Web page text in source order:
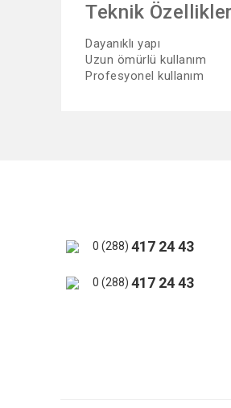
Teknik Özellikler
Dayanıklı yapı
Uzun ömürlü kullanım
Profesyonel kullanım
Bu ürüne benzer farklı
0 (288) 417 24 43
0 (288) 417 24 43